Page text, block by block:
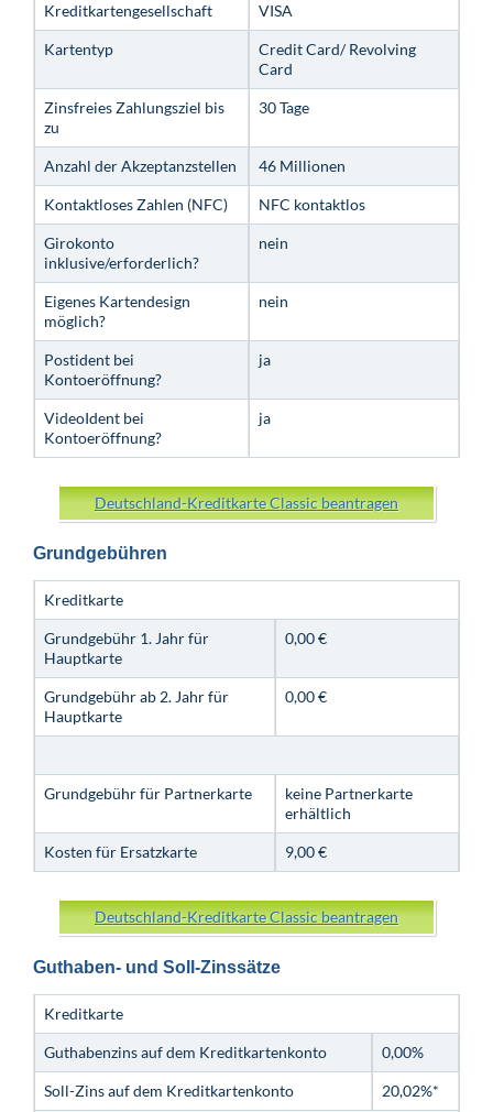
Kreditkartengesellschaft VISA
Kartentyp
Credit Card/ Revolving
Card
Zinsfreies Zahlungsziel bis
zu
30 Tage
Anzahl der Akzeptanzstellen 46 Millionen
Kontaktloses Zahlen (NFC) NFC kontaktlos
Girokonto
inklusive/erforderlich?
nein
Eigenes Kartendesign
möglich?
nein
Postident bei
Kontoeröffnung?
ja
VideoIdent bei
Kontoeröffnung?
ja
Deutschland-Kreditkarte Classic beantragen
Grundgebühren
Kreditkarte
Grundgebühr 1. Jahr für
Hauptkarte
0,00 €
Grundgebühr ab 2. Jahr für
Hauptkarte
0,00 €
Grundgebühr für Partnerkarte
keine Partnerkarte
erhältlich
Kosten für Ersatzkarte 9,00 €
Deutschland-Kreditkarte Classic beantragen
Guthaben- und Soll-Zinssätze
Kreditkarte
Guthabenzins auf dem Kreditkartenkonto 0,00%
Soll-Zins auf dem Kreditkartenkonto 20,02%*